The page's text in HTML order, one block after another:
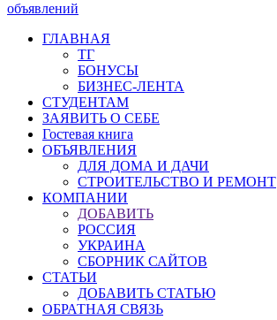
объявлений
ГЛАВНАЯ
ТГ
БОНУСЫ
БИЗНЕС-ЛЕНТА
СТУДЕНТАМ
ЗАЯВИТЬ О СЕБЕ
Гостевая книга
ОБЪЯВЛЕНИЯ
ДЛЯ ДОМА И ДАЧИ
СТРОИТЕЛЬСТВО И РЕМОНТ
КОМПАНИИ
ДОБАВИТЬ
РОССИЯ
УКРАИНА
СБОРНИК САЙТОВ
СТАТЬИ
ДОБАВИТЬ СТАТЬЮ
ОБРАТНАЯ СВЯЗЬ